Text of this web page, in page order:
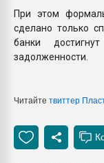
При этом
сделано только
банки
задолженности.
Читайте твиттер